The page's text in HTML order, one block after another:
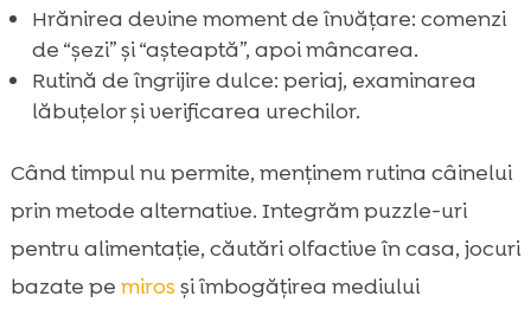
Hrănirea devine moment de învățare: comenzi
de “șezi” și “așteaptă”, apoi mâncarea.
Rutină de îngrijire dulce: periaj, examinarea
lăbuțelor și verificarea urechilor.
Când timpul nu permite, menținem rutina câinelui
prin metode alternative. Integrăm puzzle-uri
pentru alimentație, căutări olfactive în casa, jocuri
bazate pe miros și îmbogățirea mediului